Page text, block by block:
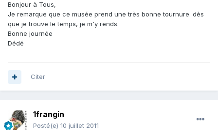
Bonjour à Tous,
Je remarque que ce musée prend une très bonne tournure. dès
que je trouve le temps, je m'y rends.
Bonne journée
Dédé
Citer
1frangin
Posté(e) 10 juillet 2011